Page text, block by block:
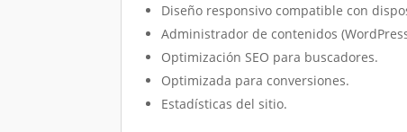
Diseño responsivo compatible con
Administrador de contenidos
Optimización SEO para buscadores.
Optimizada para conversiones.
Estadísticas del sitio.